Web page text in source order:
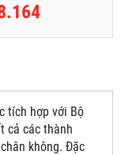
tích hợp với Bộ
cả các thành
không. Đặc